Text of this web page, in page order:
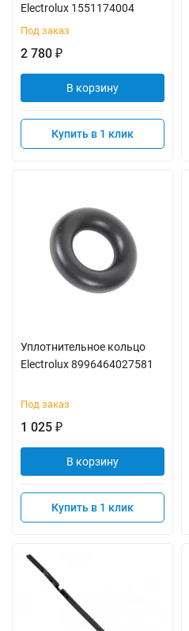
Electrolux 1551174004
Под заказ
2 780 ₽
В корзину
Купить в 1 клик
Уплотнительное кольцо
Electrolux 8996464027581
Под заказ
1 025 ₽
В корзину
Купить в 1 клик